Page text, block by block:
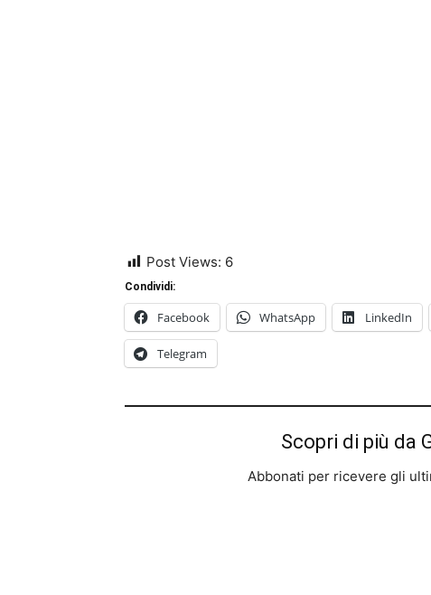
Post Views: 6
Condividi:
Facebook WhatsApp LinkedIn
Telegram
Scopri di più da
Abbonati per ricevere gli